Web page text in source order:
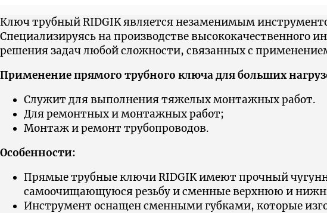
Ключ трубный RIDGIK является незаменимым
Cпециализируясь на производстве
решения задач любой сложности, связанных с
Применение прямого трубного ключа для больших
Служит для выполнения тяжелых монтажных работ.
Для ремонтных и монтажных работ;
Монтаж и ремонт трубопроводов.
Особенности:
Прямые трубные ключи RIDGIK имеют прочный
самоочищающуюся резьбу и сменные верхнюю и
Инструмент оснащен сменными губками, которые